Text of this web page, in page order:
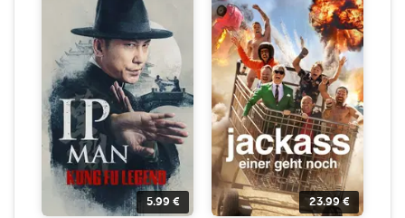
5.99 € 23.99€